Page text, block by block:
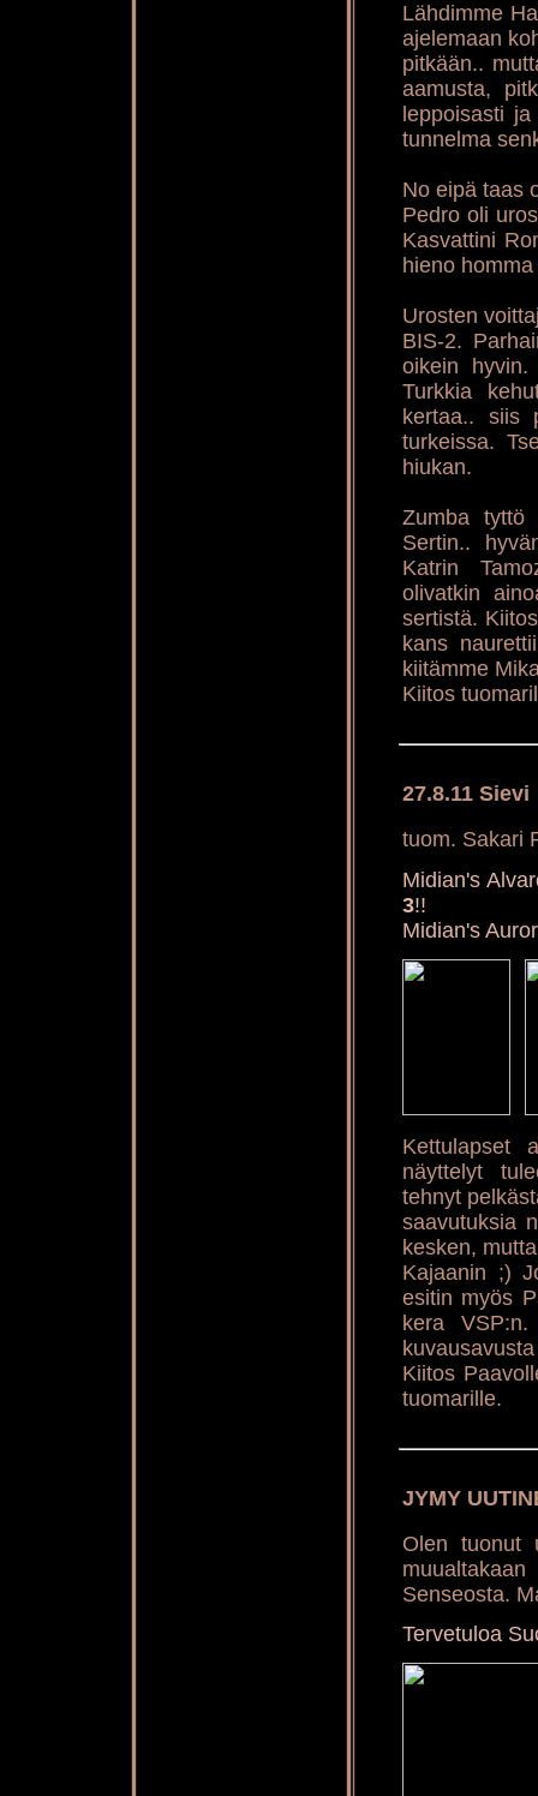
Lähdimme
ajelemaan
pitkään..
aamusta,
leppoisasti
tunnelma
No eipä taas
Pedro oli
Kasvattini
hieno
Urosten
BIS-2.
oikein
Turkkia
kertaa.. siis
turkeissa.
hiukan.
Zumba
Sertin..
Katrin
olivatkin
sertistä.
kans
kiitämme
Kiitos
27.8.11 Sievi
tuom. Sakari
Midian's
3!!
Midian's
Kettulapset
näyttelyt
tehnyt
saavutuksia
kesken,
Kajaanin ;)
esitin myös
kera
Kiitos
tuomarille.
JYMY
Olen tuonut
Senseosta.
Tervetuloa